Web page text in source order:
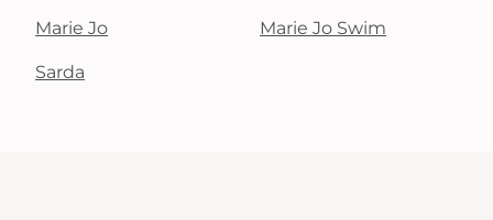
Marie Jo Marie Jo Swim
Sarda